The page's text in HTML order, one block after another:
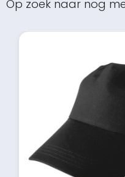
Op zoek naar nog